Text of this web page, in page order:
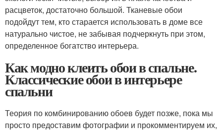
расцветок, достаточно большой. Тканевые обои
подойдут тем, кто старается использовать в доме все
натурально чистое, не забывая подчеркнуть при этом,
определенное богатство интерьера.
Как модно клеить обои в спальне.
Классические обои в интерьере
спальни
Теория по комбинированию обоев будет позже, пока мы
просто предоставим фотографии и прокомментируем их,